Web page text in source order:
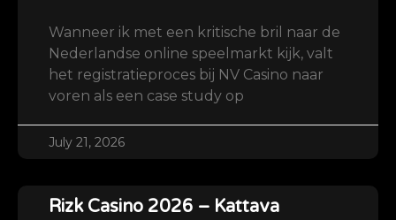
Wanneer ik met een kritische bril naar de
Nederlandse online speelmarkt kijk, valt
het registratieproces bij NV Casino naar
voren als een case study op
July 21, 2026
Rizk Casino 2026 – Kattava